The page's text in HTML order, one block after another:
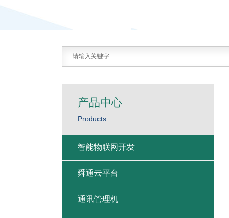
产品中心
Products
智能物联网开发
舜通云平台
通讯管理机